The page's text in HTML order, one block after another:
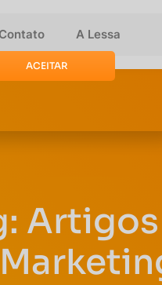
Contato A Lessa
ACEITAR